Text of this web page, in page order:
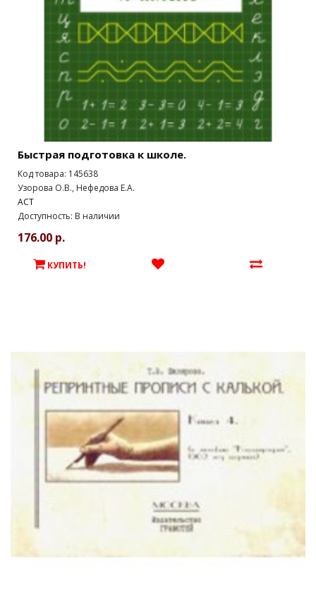
Быстрая подготовка к школе.
Код товара: 145638
Узорова О.В., Нефедова Е.А.
АСТ
Доступность: В наличии
176.00 р.
КУПИТЬ!